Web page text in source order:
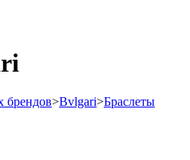
брендов>Bvlgari>Браслеты